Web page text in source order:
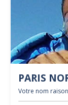
PARIS
Votre nom